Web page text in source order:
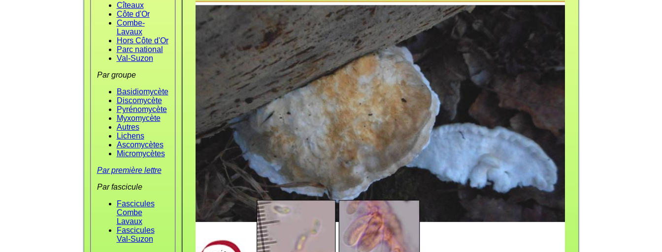
Cîteaux
Côte d'Or
Combe-
Lavaux
Hors Côte d'Or
Parc national
Val-Suzon
Par groupe
Basidiomycète
Discomycète
Pyrénomycète
Myxomycète
Autres
Lichens
Ascomycètes
Micromycètes
Par première lettre
Par fascicule
Fascicules
Combe
Lavaux
Fascicules
Val-Suzon